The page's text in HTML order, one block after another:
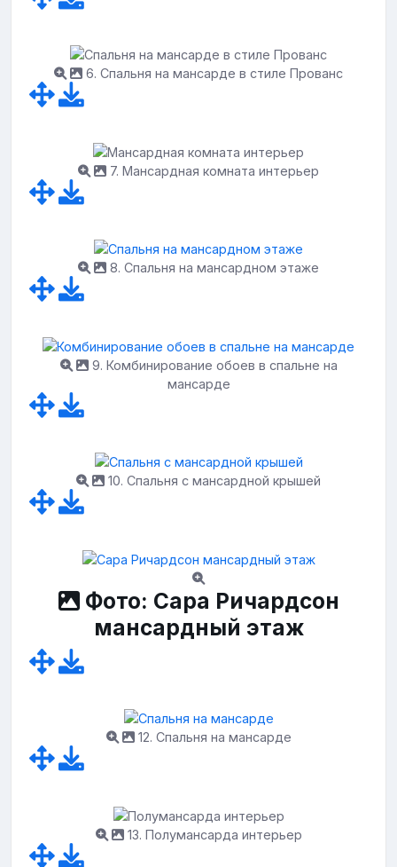
6. Спальня на мансарде в стиле Прованс
7. Мансардная комната интерьер
8. Спальня на мансардном этаже
9. Комбинирование обоев в спальне на
мансарде
10. Спальня с мансардной крышей
Фото: Сара Ричардсон
мансардный этаж
12. Спальня на мансарде
13. Полумансарда интерьер